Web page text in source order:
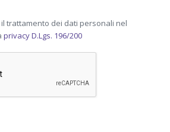
trattamento dei dati personali nel
privacy D.Lgs. 196/200